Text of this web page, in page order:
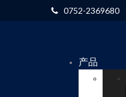
0752-2369680
产品